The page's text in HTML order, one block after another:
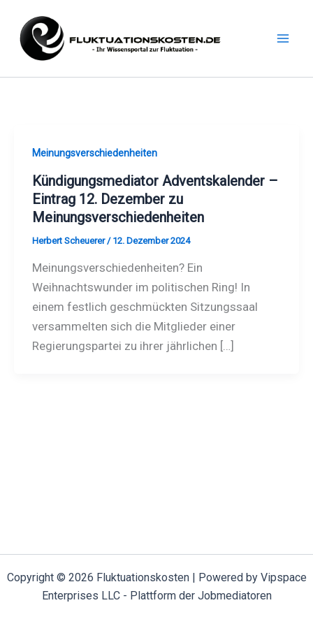
Inhalt
springen
Meinungsverschiedenheiten
Kündigungsmediator Adventskalender –
Eintrag 12. Dezember zu
Meinungsverschiedenheiten
Herbert Scheuerer / 12. Dezember 2024
Meinungsverschiedenheiten? Ein
Weihnachtswunder im politischen Ring! In
einem festlich geschmückten Sitzungssaal
versammelten sich die Mitglieder einer
Regierungspartei zu ihrer jährlichen […]
Copyright © 2026 Fluktuationskosten | Powered by Vipspace
Enterprises LLC - Plattform der Jobmediatoren